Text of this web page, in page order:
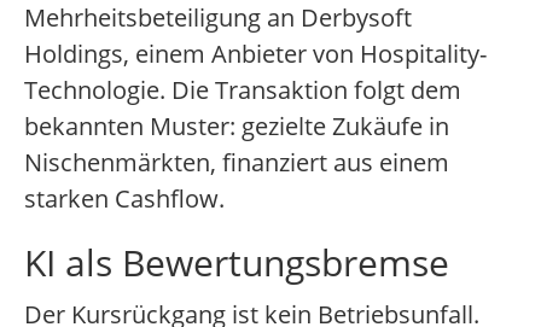
Mehrheitsbeteiligung an Derbysoft
Holdings, einem Anbieter von Hospitality-
Technologie. Die Transaktion folgt dem
bekannten Muster: gezielte Zukäufe in
Nischenmärkten, finanziert aus einem
starken Cashflow.
KI als Bewertungsbremse
Der Kursrückgang ist kein Betriebsunfall.